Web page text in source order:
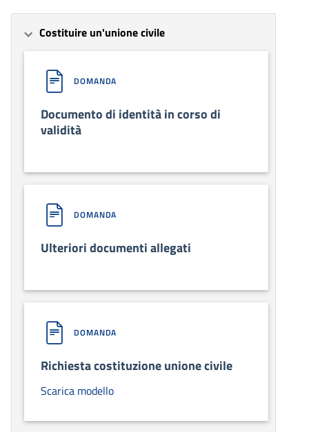
Costituire un'unione civile
DOMANDA
Documento di identità in corso di
validità
DOMANDA
Ulteriori documenti allegati
DOMANDA
Richiesta costituzione unione civile
Scarica modello